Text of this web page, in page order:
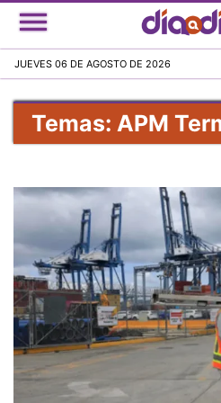
al
JUEVES 06 DE AGOSTO DE 2026
Temas: APM